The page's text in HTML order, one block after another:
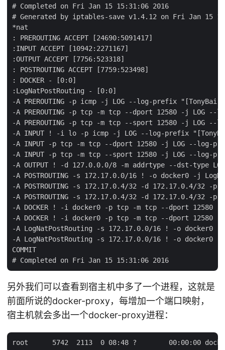
# Completed on Fri Jan 15 15:31:06 2016
# Generated by iptables-save v1.4.12 on Fri Jan 15
*nat
: PREROUTING ACCEPT [24690:5091417]
:INPUT ACCEPT [10942:2271167]
:OUTPUT ACCEPT [7756:523318]
: POSTROUTING ACCEPT [7759:523498]
: DOCKER - [0:0]
:LogNatPostRouting - [0:0]
-A PREROUTING -p icmp -j LOG --log-prefix
-A PREROUTING -p tcp -m tcp --dport 12580 -j
-A PREROUTING -p tcp -m tcp --sport 12580 -j
-A INPUT ! -i lo -p icmp -j LOG --log-prefix
-A INPUT -p tcp -m tcp --dport 12580 -j LOG --log-
-A INPUT -p tcp -m tcp --sport 12580 -j LOG --log-
-A OUTPUT ! -d 127.0.0.0/8 -m addrtype --dst-type
-A POSTROUTING -s 172.17.0.0/16 ! -o docker0 -j
-A POSTROUTING -s 172.17.0.4/32 -d 172.17.0.4/
-A POSTROUTING -s 172.17.0.4/32 -d 172.17.0.4/32 -p
-A DOCKER ! -i docker0 -p tcp -m tcp --dport 12580
-A DOCKER ! -i docker0 -p tcp -m tcp --dport 12580
-A LogNatPostRouting -s 172.17.0.0/16 ! -o
-A LogNatPostRouting -s 172.17.0.0/16 ! -o docker0 -j
COMMIT
另外我们可以查看到宿主机中多了一个进程，这就是
前面所说的docker-proxy，每增加一个端口映射，
宿主机就会多出一个docker-proxy进程：